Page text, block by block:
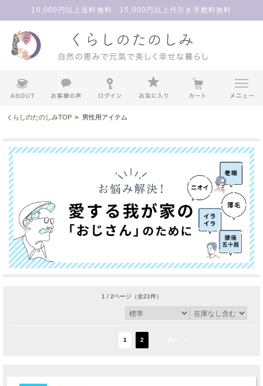
10,000円以上送料無料 15,000円以上代引き手数料無料
くらしのたのしみTOP > 男性用アイテム
1 / 2ページ （全21件）
1 2